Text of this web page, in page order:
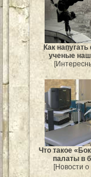
Как
ученые
Что такое
палаты в
[Новости о